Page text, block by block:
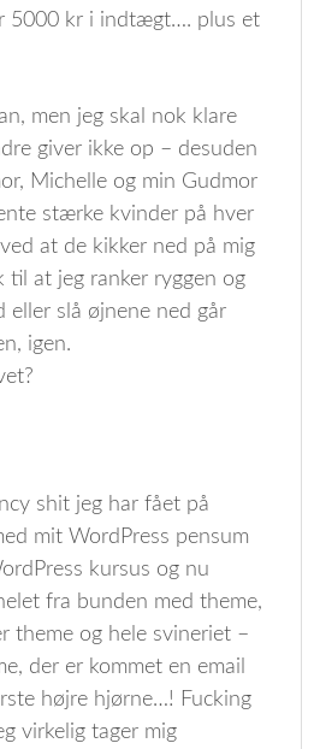
5000 kr i indtægt…. plus et
men jeg skal nok klare
giver ikke op – desuden
Michelle og min Gudmor
stærke kvinder på hver
at de kikker ned på mig
til at jeg ranker ryggen og
eller slå øjnene ned går
igen.
shit jeg har fået på
mit WordPress pensum
kursus og nu
fra bunden med theme,
theme og hele svineriet –
der er kommet en email
højre hjørne…! Fucking
virkelig tager mig